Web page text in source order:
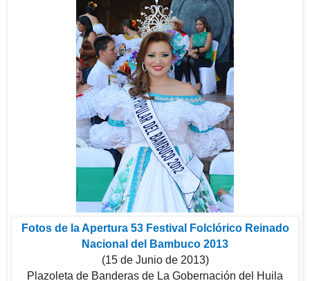
Fotos de la Apertura 53 Festival Folclórico Reinado
Nacional del Bambuco 2013
(15 de Junio de 2013)
Plazoleta de Banderas de La Gobernación del Huila